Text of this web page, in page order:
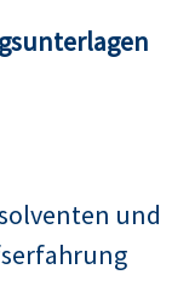
und